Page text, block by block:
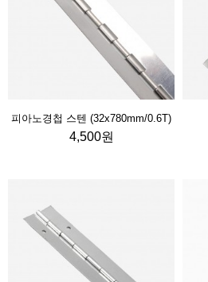
피아노경첩 스텐 (32x780mm/0.6T)
4,500원